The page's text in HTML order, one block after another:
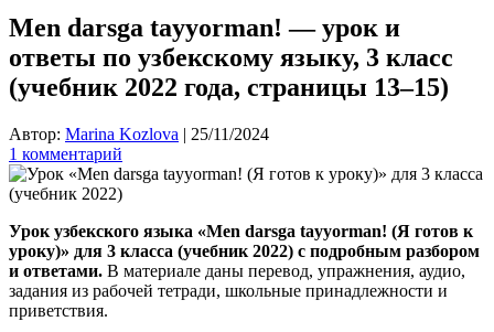
Men darsga tayyorman! — урок и
ответы по узбекскому языку, 3 класс
(учебник 2022 года, страницы 13–15)
Автор: Marina Kozlova | 25/11/2024
1 комментарий
Урок узбекского языка «Men darsga tayyorman! (Я готов к
уроку)» для 3 класса (учебник 2022) с подробным разбором
и ответами. В материале даны перевод, упражнения, аудио,
задания из рабочей тетради, школьные принадлежности и
приветствия.